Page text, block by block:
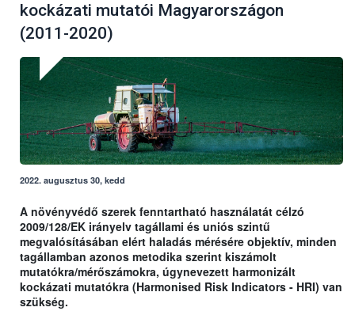
kockázati mutatói Magyarországon
(2011-2020)
2022. augusztus 30, kedd
A növényvédő szerek fenntartható használatát célzó
2009/128/EK irányelv tagállami és uniós szintű
megvalósításában elért haladás mérésére objektív, minden
tagállamban azonos metodika szerint kiszámolt
mutatókra/mérőszámokra, úgynevezett harmonizált
kockázati mutatókra (Harmonised Risk Indicators - HRI) van
szükség.